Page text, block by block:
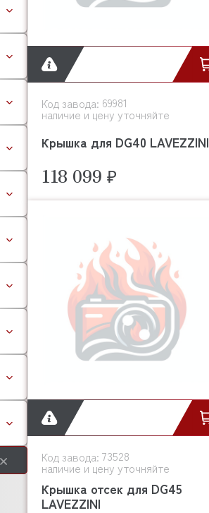
Код завода: 69981
наличие и цену уточняйте
Крышка для DG40 LAVEZZINI
118 099 ₽
Код завода: 73528
наличие и цену уточняйте
Крышка отсек для DG45
LAVEZZINI